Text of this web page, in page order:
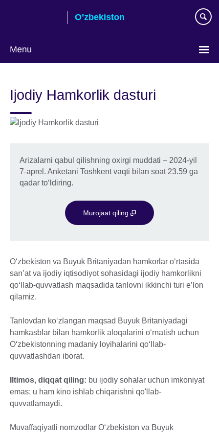
O’zbekiston
Menu
language
Ijodiy Hamkorlik dasturi
Arizalarni qabul qilishning oxirgi muddati – 2024-yil
7-aprel. Anketani Toshkent vaqti bilan soat 23.59 ga
qadar to‘ldiring.
Murojaat qiling
O‘zbekiston va Buyuk Britaniyadan hamkorlar o‘rtasida
san’at va ijodiy iqtisodiyot sohasidagi ijodiy hamkorlikni
qo‘llab-quvvatlash maqsadida tanlovni ikkinchi turi e’lon
qilamiz.
Tanlovdan ko‘zlangan maqsad Buyuk Britaniyadagi
hamkasblar bilan hamkorlik aloqalarini o‘rnatish uchun
O‘zbekistonning madaniy loyihalarini qo‘llab-
quvvatlashdan iborat.
Iltimos, diqqat qiling: bu ijodiy sohalar uchun imkoniyat
emas; u ham kino ishlab chiqarishni qo'llab-
quvvatlamaydi.
Muvaffaqiyatli nomzodlar O‘zbekiston va Buyuk